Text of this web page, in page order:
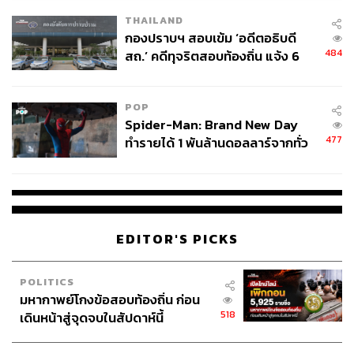
THAILAND
กองปราบฯ สอบเข้ม ‘อดีตอธิบดี
สถ.’ คดีทุจริตสอบท้องถิ่น แจ้ง 6
484
POP
Spider-Man: Brand New Day
ทำรายได้ 1 พันล้านดอลลาร์จากทั่ว
477
EDITOR'S PICKS
POLITICS
มหากาพย์โกงข้อสอบท้องถิ่น ก่อน
เดินหน้าสู่จุดจบในสัปดาห์นี้
518